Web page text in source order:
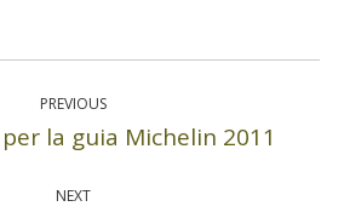
PREVIOUS
Previous
la guia Michelin 2011
NEXT